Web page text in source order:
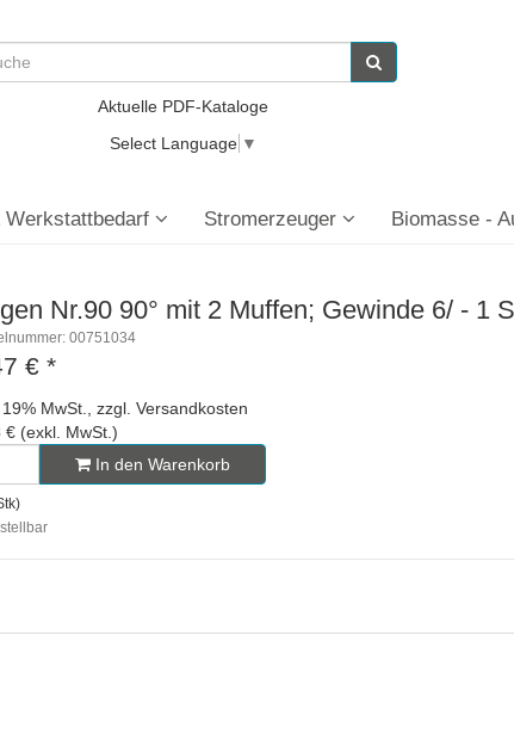
Aktuelle PDF-Kataloge
Select Language ▼
Stromerzeuger Biomasse -
Nr.90 90° mit 2 Muffen; Gewinde 6/ - 1
00751034
€ *
MwSt., zzgl. Versandkosten
€ (exkl. MwSt.)
In den Warenkorb